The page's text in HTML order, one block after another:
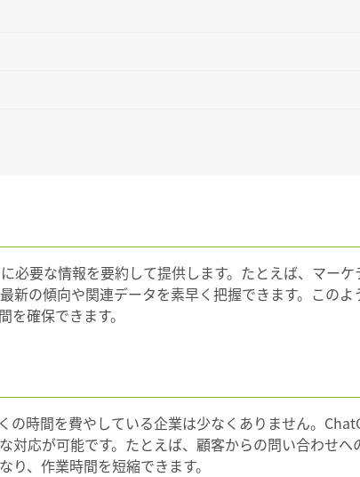
必要な情報を要約して提供します。たとえば、マー
新の傾向や関連データを素早く把握できます。この
確保できます。
の時間を費やしている企業は少なくありません。
対応が可能です。たとえば、顧客からの問い合わせ
、作業時間を短縮できます。